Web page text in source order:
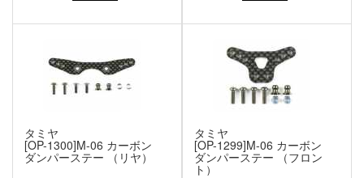
タミヤ
[OP-1300]M-06 カーボン
ダンパーステー （リヤ）
タミヤ
[OP-1299]M-06 カーボン
ダンパーステー （フロン
ト）